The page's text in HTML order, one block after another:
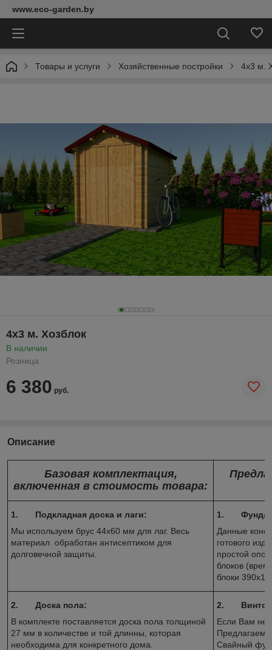
www.eco-garden.by
Товары и услуги Хозяйственные постройки 4х3 м.
4х3 м. Хозблок
В наличии
Розница
6 380 руб.
Описание
Базовая комплектация,
включенная в стоимость товара:
1. Подкладная доска и лаги:
Мы используем брус 44х60 мм для лаг. Весь
материал обработан антисептиком для
долговечной защиты.
1.
Данные
готового
простой
блоков
блоки
2. Доска пола:
В комплекте поставляется доска пола толщиной
27 мм в количестве и той длинны, которая
необходима для конкретного дома.
2.
Если Вам не
Предлагаем
Свайный